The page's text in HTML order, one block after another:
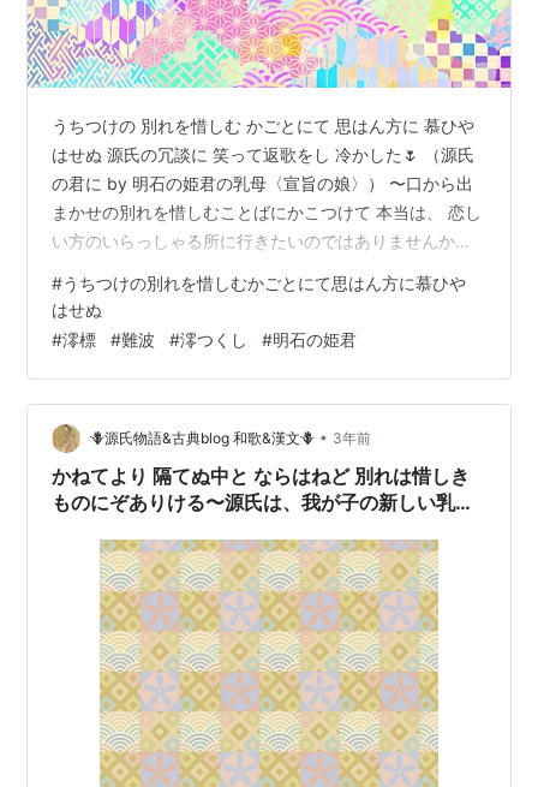
うちつけの 別れを惜しむ かごとにて 思はん方に 慕ひや
はせぬ 源氏の冗談に 笑って返歌をし 冷かした🌷 （源氏
の君に by 明石の姫君の乳母〈宣旨の娘〉） 〜口から出
まかせの別れを惜しむことばにかこつけて 本当は、 恋し
い方のいらっしゃる所に行きたいのではありませんか
っとわが子の新しい乳母の家へ寄った。 快諾を伝えても
らったのであるが、 なお女はどうしようかと煩悶《はん
れで旅に出る心も慰んで、 あきらめもついた。 「御意の
あった…
#うちつけの別れを惜しむかごとにて思はん方に慕ひや
はせぬ
#澪標 #難波 #澪つくし #明石の姫君
🪻源氏物語&古典blog 和歌&漢文🪻 • 3年前
かねてより 隔てぬ中と ならはねど 別れは惜しき
ものにぞありける〜源氏は、我が子の新しい乳母